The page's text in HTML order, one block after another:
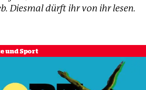
Diesmal dürft ihr von ihr lesen.
und Sport